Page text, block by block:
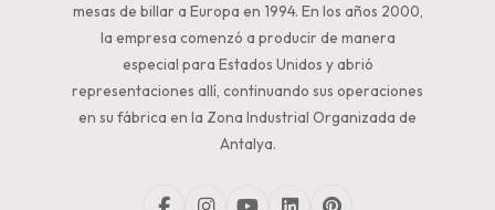
mesas de billar a Europa en 1994. En los años 2000,
la empresa comenzó a producir de manera
especial para Estados Unidos y abrió
representaciones allí, continuando sus operaciones
en su fábrica en la Zona Industrial Organizada de
Antalya.